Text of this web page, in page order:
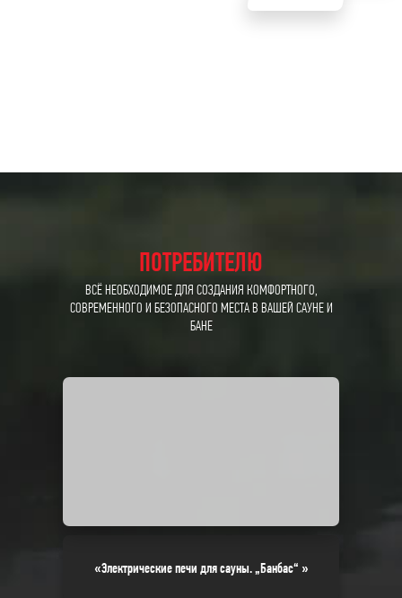
ПОТРЕБИТЕЛЮ
ВСЁ НЕОБХОДИМОЕ ДЛЯ СОЗДАНИЯ КОМФОРТНОГО,
СОВРЕМЕННОГО И БЕЗОПАСНОГО МЕСТА В ВАШЕЙ САУНЕ И
БАНЕ
«Электрические печи для сауны. „Банбас“ »